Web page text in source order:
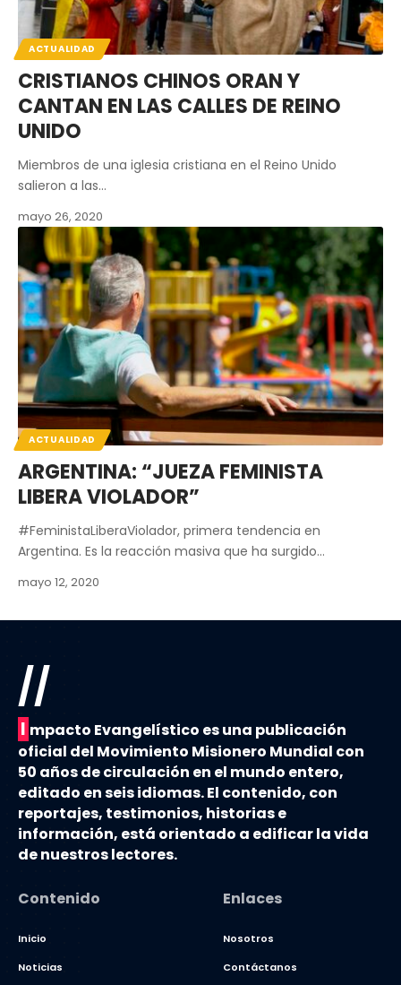
ACTUALIDAD
CRISTIANOS CHINOS ORAN Y
CANTAN EN LAS CALLES DE REINO
UNIDO
Miembros de una iglesia cristiana en el Reino Unido
salieron a las…
mayo 26, 2020
ACTUALIDAD
ARGENTINA: “JUEZA FEMINISTA
LIBERA VIOLADOR”
#FeministaLiberaViolador, primera tendencia en
Argentina. Es la reacción masiva que ha surgido…
mayo 12, 2020
//
I mpacto Evangelístico es una publicación
oficial del Movimiento Misionero Mundial con
50 años de circulación en el mundo entero,
editado en seis idiomas. El contenido, con
reportajes, testimonios, historias e
información, está orientado a edificar la vida
de nuestros lectores.
Contenido
Inicio
Noticias
Enlaces
Nosotros
Contáctanos